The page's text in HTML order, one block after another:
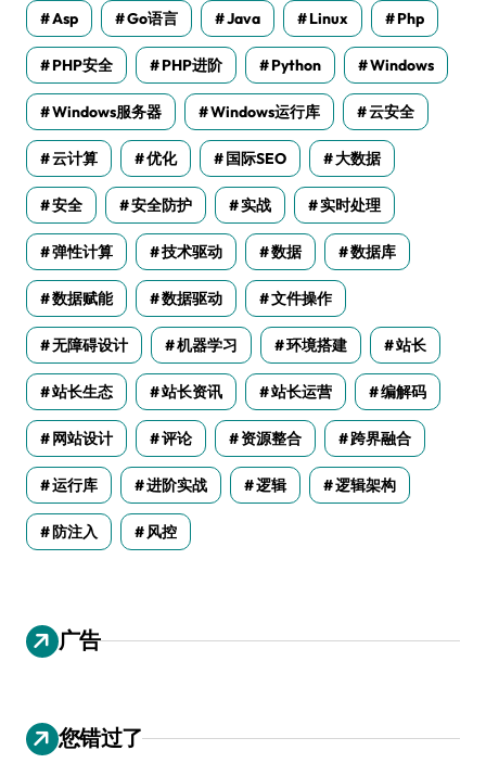
Asp Go语言 Java Linux Php
PHP安全 PHP进阶 Python Windows
Windows服务器 Windows运行库 云安全
云计算 优化 国际SEO 大数据
安全 安全防护 实战 实时处理
弹性计算 技术驱动 数据 数据库
数据赋能 数据驱动 文件操作
无障碍设计 机器学习 环境搭建 站长
站长生态 站长资讯 站长运营 编解码
网站设计 评论 资源整合 跨界融合
运行库 进阶实战 逻辑 逻辑架构
防注入 风控
广告
您错过了